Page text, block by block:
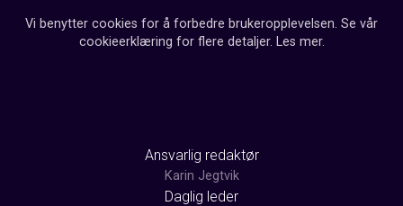
Vi benytter cookies for å forbedre brukeropplevelsen. Se vår
cookieerklæring for flere detaljer. Les mer.
Ansvarlig redaktør
Karin Jegtvik
Daglig leder